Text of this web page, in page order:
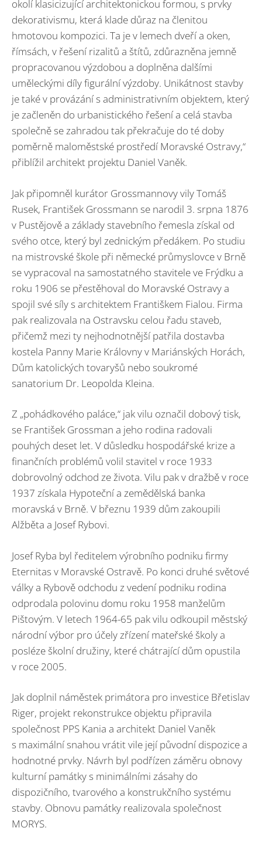
okolí klasicizující architektonickou formou, s prvky
dekorativismu, která klade důraz na členitou
hmotovou kompozici. Ta je v lemech dveří a oken,
římsách, v řešení rizalitů a štítů, zdůrazněna jemně
propracovanou výzdobou a doplněna dalšími
uměleckými díly figurální výzdoby. Unikátnost stavby
je také v provázání s administrativním objektem, který
je začleněn do urbanistického řešení a celá stavba
společně se zahradou tak překračuje do té doby
poměrně maloměstské prostředí Moravské Ostravy,“
přiblížil architekt projektu Daniel Vaněk.
Jak připomněl kurátor Grossmannovy vily Tomáš
Rusek, František Grossmann se narodil 3. srpna 1876
v Pustějově a základy stavebního řemesla získal od
svého otce, který byl zednickým předákem. Po studiu
na mistrovské škole při německé průmyslovce v Brně
se vypracoval na samostatného stavitele ve Frýdku a
roku 1906 se přestěhoval do Moravské Ostravy a
spojil své síly s architektem Františkem Fialou. Firma
pak realizovala na Ostravsku celou řadu staveb,
přičemž mezi ty nejhodnotnější patřila dostavba
kostela Panny Marie Královny v Mariánských Horách,
Dům katolických tovaryšů nebo soukromé
sanatorium Dr. Leopolda Kleina.
Z „pohádkového paláce,“ jak vilu označil dobový tisk,
se František Grossman a jeho rodina radovali
pouhých deset let. V důsledku hospodářské krize a
finančních problémů volil stavitel v roce 1933
dobrovolný odchod ze života. Vilu pak v dražbě v roce
1937 získala Hypoteční a zemědělská banka
moravská v Brně. V březnu 1939 dům zakoupili
Alžběta a Josef Rybovi.
Josef Ryba byl ředitelem výrobního podniku firmy
Eternitas v Moravské Ostravě. Po konci druhé světové
války a Rybově odchodu z vedení podniku rodina
odprodala polovinu domu roku 1958 manželům
Pištovým. V letech 1964-65 pak vilu odkoupil městský
národní výbor pro účely zřízení mateřské školy a
posléze školní družiny, které chátrající dům opustila
v roce 2005.
Jak doplnil náměstek primátora pro investice Břetislav
Riger, projekt rekonstrukce objektu připravila
společnost PPS Kania a architekt Daniel Vaněk
s maximální snahou vrátit vile její původní dispozice a
hodnotné prvky. Návrh byl podřízen záměru obnovy
kulturní památky s minimálními zásahy do
dispozičního, tvarového a konstrukčního systému
stavby. Obnovu památky realizovala společnost
MORYS.